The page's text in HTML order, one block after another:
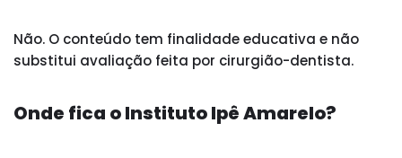
Não. O conteúdo tem finalidade educativa e não
substitui avaliação feita por cirurgião-dentista.
Onde fica o Instituto Ipê Amarelo?